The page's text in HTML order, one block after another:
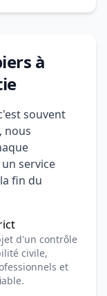
à
souvent
nous
service
fin du
d'un contrôle
civile,
et